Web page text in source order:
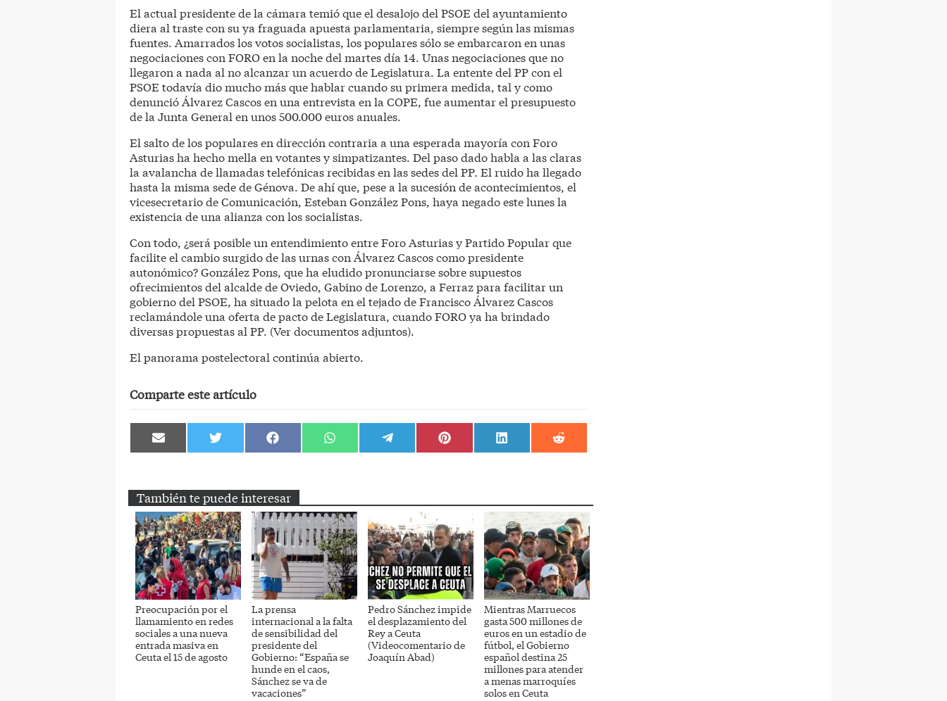
El actual presidente de la cámara temió que el desalojo del PSOE del ayuntamiento
diera al traste con su ya fraguada apuesta parlamentaria, siempre según las mismas
fuentes. Amarrados los votos socialistas, los populares sólo se embarcaron en unas
negociaciones con FORO en la noche del martes día 14. Unas negociaciones que no
llegaron a nada al no alcanzar un acuerdo de Legislatura. La entente del PP con el
PSOE todavía dio mucho más que hablar cuando su primera medida, tal y como
denunció Álvarez Cascos en una entrevista en la COPE, fue aumentar el presupuesto
de la Junta General en unos 500.000 euros anuales.
El salto de los populares en dirección contraria a una esperada mayoría con Foro
Asturias ha hecho mella en votantes y simpatizantes. Del paso dado habla a las claras
la avalancha de llamadas telefónicas recibidas en las sedes del PP. El ruido ha llegado
hasta la misma sede de Génova. De ahí que, pese a la sucesión de acontecimientos, el
vicesecretario de Comunicación, Esteban González Pons, haya negado este lunes la
existencia de una alianza con los socialistas.
Con todo, ¿será posible un entendimiento entre Foro Asturias y Partido Popular que
facilite el cambio surgido de las urnas con Álvarez Cascos como presidente
autonómico? González Pons, que ha eludido pronunciarse sobre supuestos
ofrecimientos del alcalde de Oviedo, Gabino de Lorenzo, a Ferraz para facilitar un
gobierno del PSOE, ha situado la pelota en el tejado de Francisco Álvarez Cascos
reclamándole una oferta de pacto de Legislatura, cuando FORO ya ha brindado
diversas propuestas al PP. (Ver documentos adjuntos).
El panorama postelectoral continúa abierto.
Comparte este artículo
Compartir
en
Compartir
en
Compartir
en
Compartir
en
Compartir
en
Compartir
en
Compartir
en
Compartir
en
También te puede interesar
Preocupación por el
llamamiento en redes
sociales a una nueva
entrada masiva en
Ceuta el 15 de agosto
La prensa
internacional a la falta
de sensibilidad del
presidente del
Gobierno: “España se
hunde en el caos,
Sánchez se va de
vacaciones”
Pedro Sánchez impide
el desplazamiento del
Rey a Ceuta
(Videocomentario de
Joaquín Abad)
Mientras Marruecos
gasta 500 millones de
euros en un estadio de
fútbol, el Gobierno
español destina 25
millones para atender
a menas marroquíes
solos en Ceuta